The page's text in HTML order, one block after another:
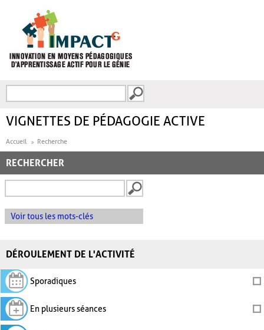
FORMULAIRE DE
VIGNETTES DE PÉDAGOGIE ACTIVE
Accueil Recherche
RECHERCHER
Voir tous les mots-clés
DÉROULEMENT DE L'ACTIVITÉ
Sporadiques
En plusieurs séances